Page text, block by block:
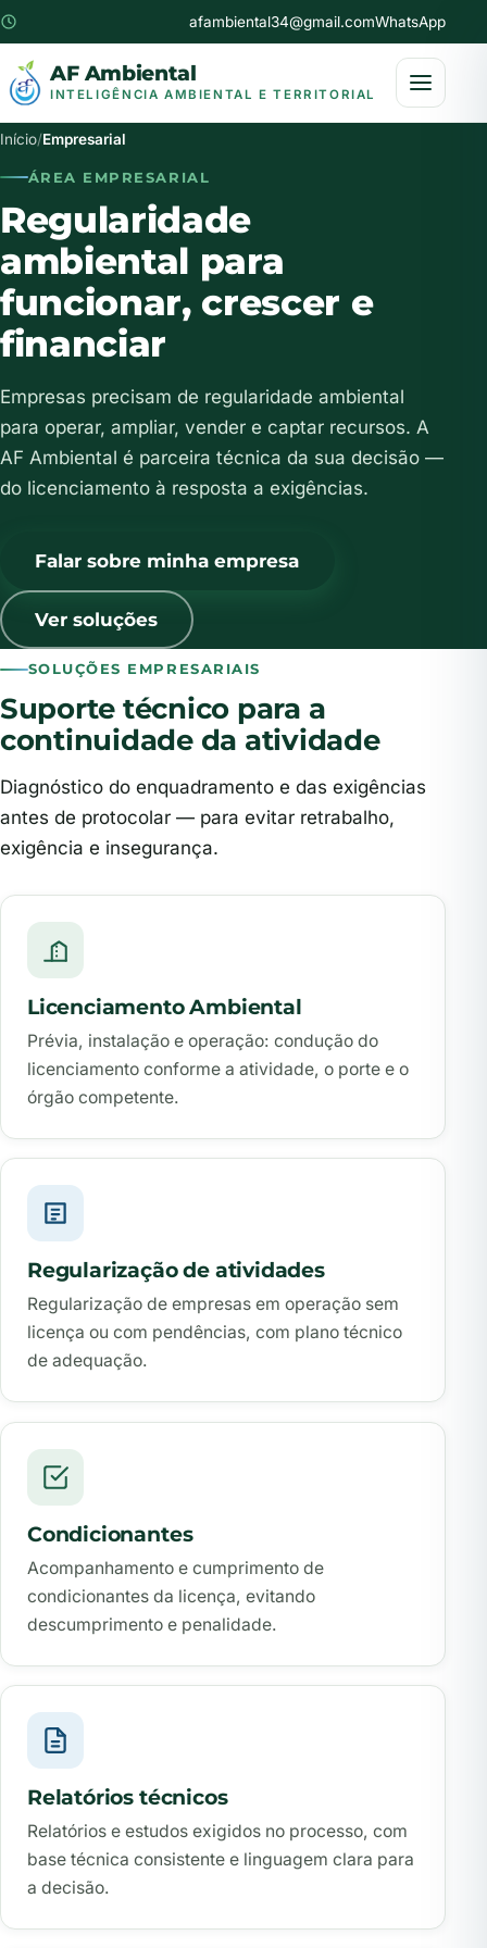
afambiental34@gmail.comWhatsApp
AF Ambiental
INTELIGÊNCIA AMBIENTAL E TERRITORIAL
Início/Empresarial
ÁREA EMPRESARIAL
Regularidade
ambiental para
funcionar, crescer e
financiar
Empresas precisam de regularidade ambiental
para operar, ampliar, vender e captar recursos. A
AF Ambiental é parceira técnica da sua decisão —
do licenciamento à resposta a exigências.
Falar sobre minha empresa
Ver soluções
SOLUÇÕES EMPRESARIAIS
Suporte técnico para a
continuidade da atividade
Diagnóstico do enquadramento e das exigências
antes de protocolar — para evitar retrabalho,
exigência e insegurança.
Licenciamento Ambiental
Prévia, instalação e operação: condução do
licenciamento conforme a atividade, o porte e o
órgão competente.
Regularização de atividades
Regularização de empresas em operação sem
licença ou com pendências, com plano técnico
de adequação.
Condicionantes
Acompanhamento e cumprimento de
condicionantes da licença, evitando
descumprimento e penalidade.
Relatórios técnicos
Relatórios e estudos exigidos no processo, com
base técnica consistente e linguagem clara para
a decisão.